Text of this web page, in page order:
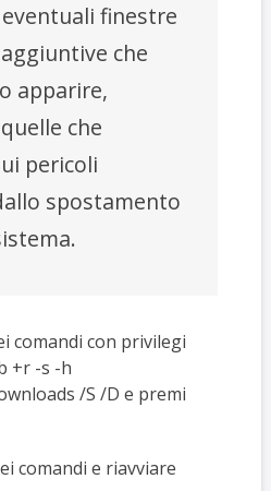
finestre
che
apparire,
che
pericoli
spostamento
comandi con privilegi
+r -s -h
/S /D e premi
comandi e riavviare